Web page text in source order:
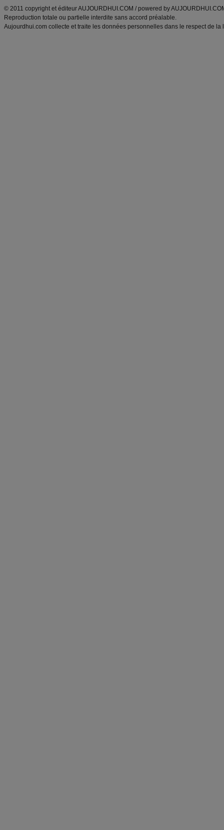
© 2011 copyright et éditeur AUJOURDHUI.COM / powered by
Reproduction totale ou partielle interdite sans accord préalable.
Aujourdhui.com collecte et traite les données personnelles dans le respect de